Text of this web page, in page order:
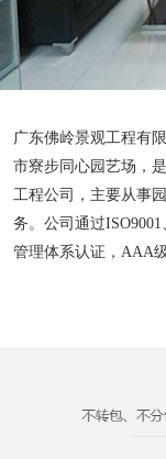
广东佛岭景观工程有
市寮步同心园艺场，
工程公司，主要从事
务。公司通过ISO9001
管理体系认证，AAA级